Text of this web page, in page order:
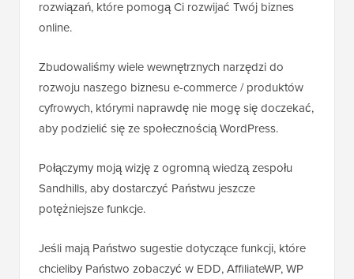
rozwiązań, które pomogą Ci rozwijać Twój biznes
online.
Zbudowaliśmy wiele wewnętrznych narzędzi do
rozwoju naszego biznesu e-commerce / produktów
cyfrowych, którymi naprawdę nie mogę się doczekać,
aby podzielić się ze społecznością WordPress.
Połączymy moją wizję z ogromną wiedzą zespołu
Sandhills, aby dostarczyć Państwu jeszcze
potężniejsze funkcje.
Jeśli mają Państwo sugestie dotyczące funkcji, które
chcieliby Państwo zobaczyć w EDD, AffiliateWP, WP